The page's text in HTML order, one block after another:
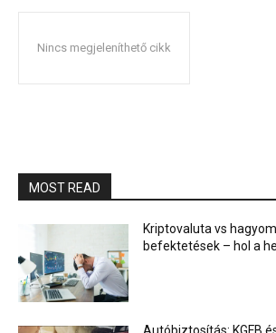
Nincs megjeleníthető cikk
MOST READ
Kriptovaluta vs
befektetések – hol a
Autóbiztosítás: KGFB